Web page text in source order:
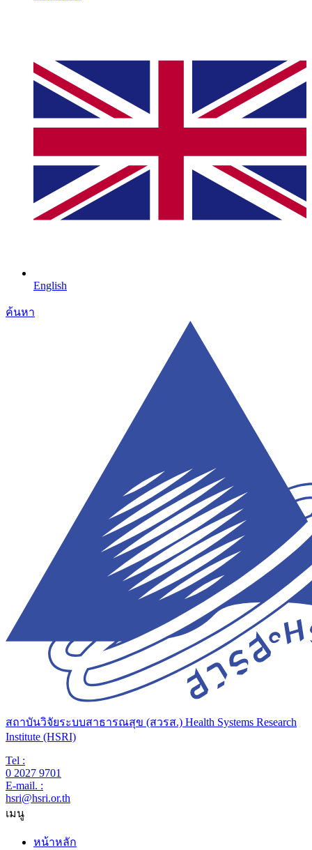
English
ค้นหา
สถาบันวิจัยระบบสาธารณสุข (สวรส.) Health Systems Research
Institute (HSRI)
Tel :
0 2027 9701
E-mail. :
hsri@hsri.or.th
เมนู
หน้าหลัก